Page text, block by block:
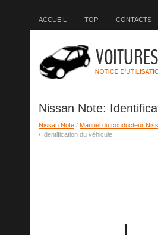
ACCUEIL TOP CONTACTS
Nissan Note:
Nissan Note / Manuel du conducteur
/ Identification du véhicule